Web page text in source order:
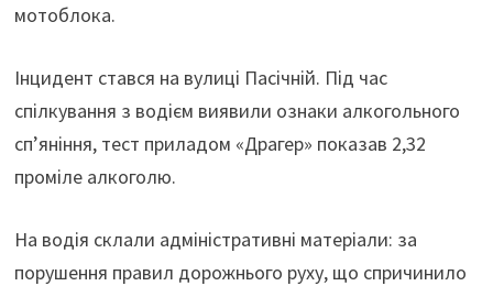
мотоблока.
Інцидент стався на вулиці Пасічній. Під час
спілкування з водієм виявили ознаки алкогольного
сп’яніння, тест приладом «Драгер» показав 2,32
проміле алкоголю.
На водія склали адміністративні матеріали: за
порушення правил дорожнього руху, що спричинило